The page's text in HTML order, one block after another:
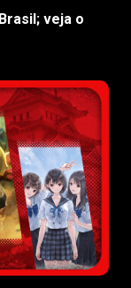
veja o